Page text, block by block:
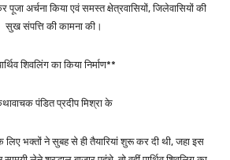
पूजा अर्चना किया एवं समस्त क्षेत्रवासियों, जिलेवासियों की
सुख संपत्ति की कामना की।
शिवलिंग का किया निर्माण**
पंडित प्रदीप मिश्रा के
लिए भक्तों ने सुबह से ही तैयारियां शुरू कर दी थी, जहा इस